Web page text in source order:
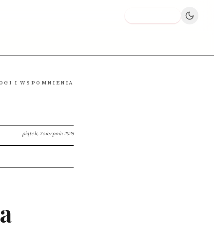
I WSPOMNIENIA
piątek, 7 sierpnia 2026